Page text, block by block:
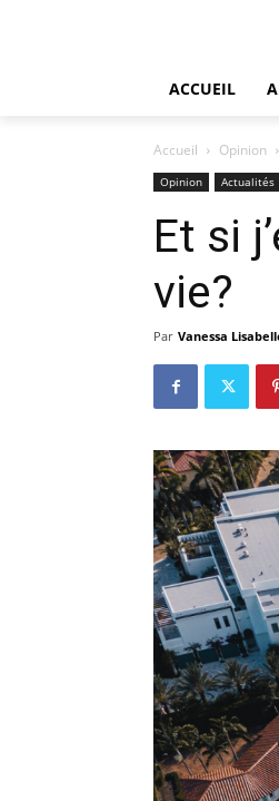
ACCUEIL
Accueil Opinion
Opinion Actualités
Et si
vie?
Par Vanessa